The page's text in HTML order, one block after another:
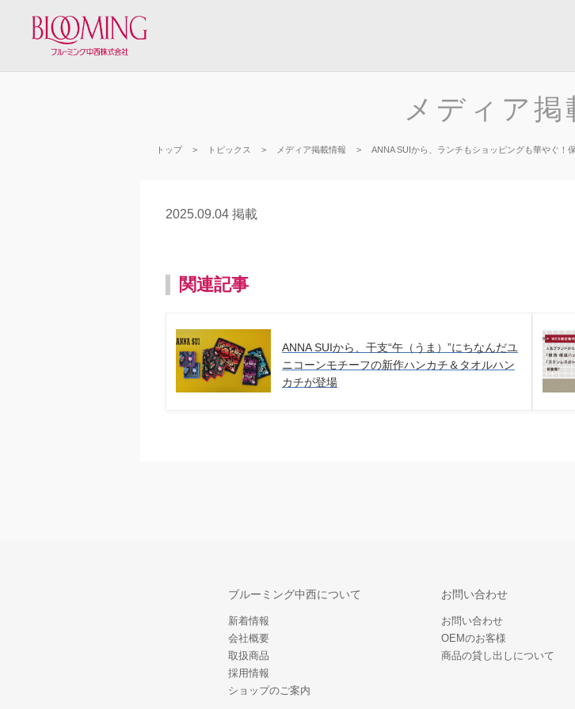
メディア掲
トップ トピックス メディア掲載情報 ANNA SUIから、ランチもショッピングも華やぐ！
2025.09.04 掲載
関連記事
ANNA SUIから、干支“午（うま）”にちなんだユ
ニコーンモチーフの新作ハンカチ＆タオルハン
カチが登場
ブルーミング中西について
新着情報
会社概要
取扱商品
採用情報
ショップのご案内
お問い合わせ
お問い合わせ
OEMのお客様
商品の貸し出しについて